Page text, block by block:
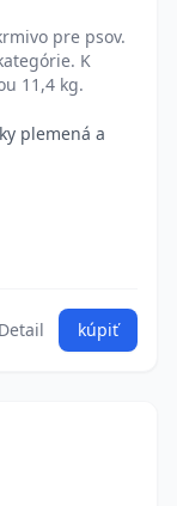
pre psov.
K
11,4 kg.
plemená a
Detail kúpiť